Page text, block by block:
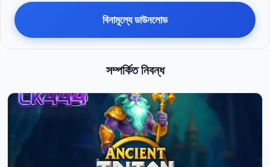
বিনামূল্যে ডাউনলোড
সম্পর্কিত নিবন্ধ